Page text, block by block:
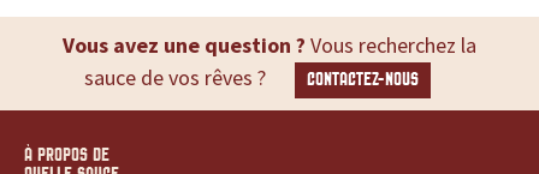
Vous avez une question ? Vous recherchez la
sauce de vos rêves ?
CONTACTEZ-NOUS
À PROPOS DE